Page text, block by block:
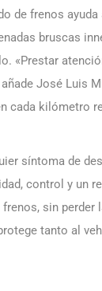
de frenos
bruscas
«Prestar
José Luis
cada kilómetro
síntoma de
control y un
sin perder
tanto al